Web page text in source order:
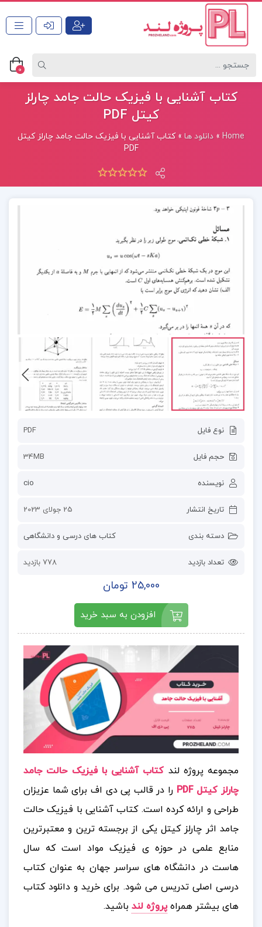
0
کتاب آشنایی با فیزیک حالت جامد چارلز
کیتل PDF
Home
» دانلود ها »کتاب آشنایی با فیزیک حالت جامد چارلز کیتل
PDF
نوع فایل PDF
حجم فایل 34MB
نویسنده cio
تاریخ انتشار 25 جولای 2023
دسته بندی کتاب های درسی و دانشگاهی
تعداد بازدید 778 بازدید
25,000 تومان
افزودن به سبد خرید
مجموعه پروژه لندکتاب آشنایی با فیزیک حالت جامد
چارلز کیتل PDF
را در قالب پی دی اف برای شما عزیزان
طراحی و ارائه کرده است. کتاب آشنایی با فیزیک حالت
جامد اثر چارلز کیتل یکی از برجسته ترین و معتبرترین
منابع علمی در حوزه ی فیزیک مواد است که سال
هاست در دانشگاه های سراسر جهان به عنوان کتاب
درسی اصلی تدریس می شود. برای خرید و دانلود کتاب
های بیشتر همراهپروژه لند باشید.